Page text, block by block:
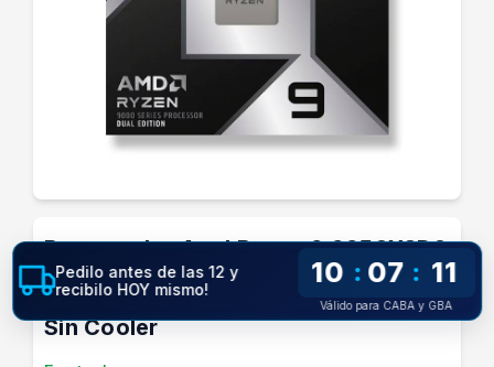
Procesador Amd Ryzen 9 9950X3D2
Dual Edition 16 Núcleos 32 Hilos Am5
Sin Cooler
Pedilo antes de las 12 y
recibilo HOY mismo!
10 : 07 : 11
Válido para CABA y GBA